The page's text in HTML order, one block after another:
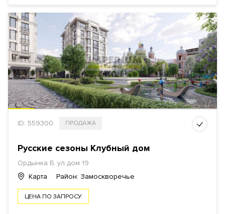
ID: 559300 ПРОДАЖА
Русские сезоны Клубный дом
Ордынка Б. ул дом 19
Карта
Район: Замоскворечье
ЦЕНА ПО ЗАПРОСУ